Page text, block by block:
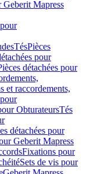
Geberit Mapress
TésPièces
pour
détachées pour
et raccordements,
ObturateursTés
détachées pour
Geberit Mapress
Fixations pour
Sets de vis pour